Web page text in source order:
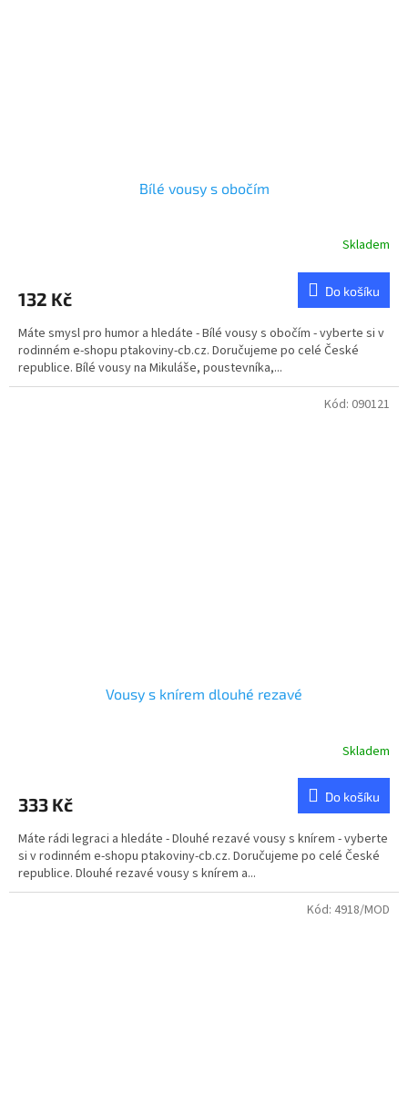
Bílé vousy s obočím
Skladem
132 Kč Do košíku
Máte smysl pro humor a hledáte - Bílé vousy s obočím - vyberte si v
rodinném e-shopu ptakoviny-cb.cz. Doručujeme po celé České
republice. Bílé vousy na Mikuláše, poustevníka,...
Vousy s knírem dlouhé rezavé
Skladem
333 Kč Do košíku
Máte rádi legraci a hledáte - Dlouhé rezavé vousy s knírem - vyberte
si v rodinném e-shopu ptakoviny-cb.cz. Doručujeme po celé České
republice. Dlouhé rezavé vousy s knírem a...
Kód: 090121
Kód: 4918/MOD